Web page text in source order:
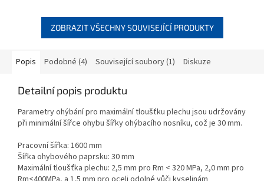
ZOBRAZIT VŠECHNY SOUVISEJÍCÍ PRODUKTY
Popis Podobné (4) Související soubory (1) Diskuze
Detailní popis produktu
Parametry ohýbání pro maximální tloušťku plechu jsou udržovány
při minimální šířce ohybu šířky ohýbacího nosníku, což je 30 mm.
Pracovní šířka: 1600 mm
Šířka ohybového paprsku: 30 mm
Maximální tloušťka plechu: 2,5 mm pro Rm < 320 MPa, 2,0 mm pro